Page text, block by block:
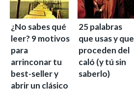
¿No sabes qué
leer? 9 motivos
para
arrinconar tu
best-seller y
abrir un clásico
25 palabras
que usas y que
proceden del
caló (y tú sin
saberlo)